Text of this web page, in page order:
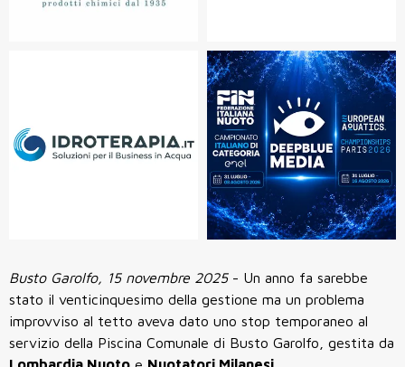
Busto Garolfo, 15 novembre 2025- Un anno fa sarebbe
stato il venticinquesimo della gestione ma un problema
improvviso al tetto aveva dato uno stop temporaneo al
servizio della Piscina Comunale di Busto Garolfo, gestita da